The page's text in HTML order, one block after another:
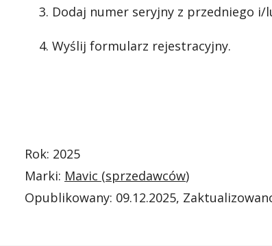
Dodaj numer seryjny z przedniego i/
Wyślij formularz rejestracyjny.
Rok: 2025
Marki: Mavic (sprzedawców)
Opublikowany: 09.12.2025,